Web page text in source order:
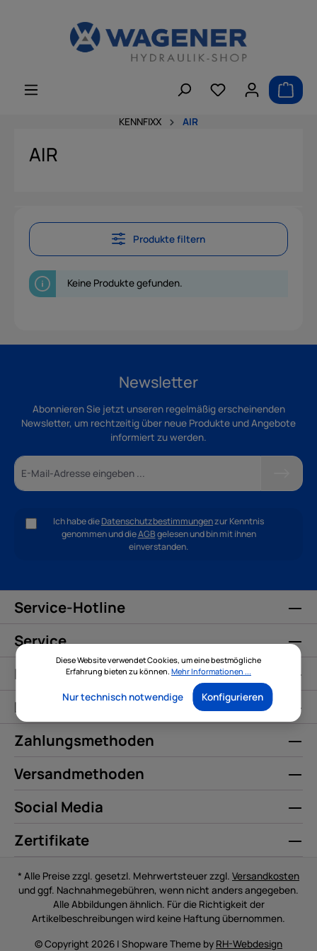
KENNFIXX AIR
AIR
Produkte filtern
Keine Produkte gefunden.
Newsletter
Abonnieren Sie jetzt unseren regelmäßig erscheinenden
Newsletter, um rechtzeitig über neue Produkte und Angebote
informiert zu werden.
Ich habe dieDatenschutzbestimmungenzur Kenntnis
genommen und dieAGBgelesen und bin mit ihnen
einverstanden.
Service-Hotline
Service
Informationen
Kontakt
Zahlungsmethoden
Versandmethoden
Social Media
Zertifikate
* Alle Preise zzgl. gesetzl. Mehrwertsteuer zzgl. Versandkosten
und ggf. Nachnahmegebühren, wenn nicht anders angegeben.
Alle Abbildungen ähnlich. Für die Richtigkeit der
Artikelbeschreibungen wird keine Haftung übernommen.
© Copyright 2026 | Shopware Theme by RH-Webdesign
Diese Website verwendet Cookies, um eine bestmögliche
Erfahrung bieten zu können. Mehr Informationen ...
Nur technisch notwendige Konfigurieren